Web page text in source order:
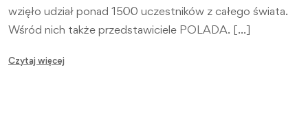
wzięło udział ponad 1500 uczestników z całego świata.
Wśród nich także przedstawiciele POLADA. […]
Czytaj więcej